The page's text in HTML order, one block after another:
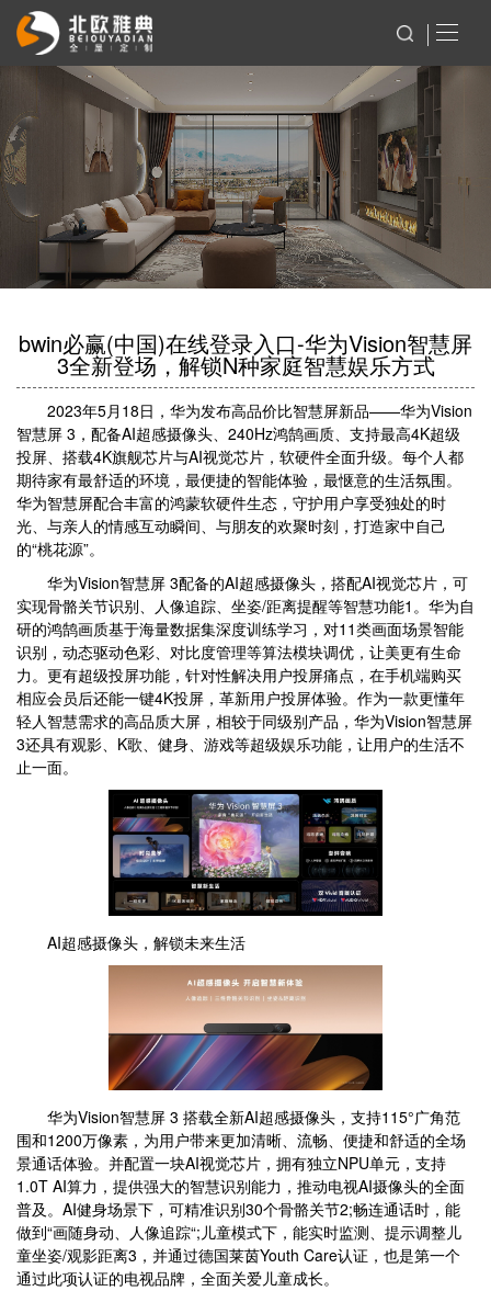
bwin必赢(中国)在线登录入口-华为Vision智慧屏
3全新登场，解锁N种家庭智慧娱乐方式
2023年5月18日，华为发布高品价比智慧屏新品——华为Vision
智慧屏 3，配备AI超感摄像头、240Hz鸿鹄画质、支持最高4K超级
投屏、搭载4K旗舰芯片与AI视觉芯片，软硬件全面升级。每个人都
期待家有最舒适的环境，最便捷的智能体验，最惬意的生活氛围。
华为智慧屏配合丰富的鸿蒙软硬件生态，守护用户享受独处的时
光、与亲人的情感互动瞬间、与朋友的欢聚时刻，打造家中自己
的“桃花源”。
华为Vision智慧屏 3配备的AI超感摄像头，搭配AI视觉芯片，可
实现骨骼关节识别、人像追踪、坐姿/距离提醒等智慧功能1。华为自
研的鸿鹄画质基于海量数据集深度训练学习，对11类画面场景智能
识别，动态驱动色彩、对比度管理等算法模块调优，让美更有生命
力。更有超级投屏功能，针对性解决用户投屏痛点，在手机端购买
相应会员后还能一键4K投屏，革新用户投屏体验。作为一款更懂年
轻人智慧需求的高品质大屏，相较于同级别产品，华为Vision智慧屏
3还具有观影、K歌、健身、游戏等超级娱乐功能，让用户的生活不
止一面。
AI超感摄像头，解锁未来生活
华为Vision智慧屏 3 搭载全新AI超感摄像头，支持115°广角范
围和1200万像素，为用户带来更加清晰、流畅、便捷和舒适的全场
景通话体验。并配置一块AI视觉芯片，拥有独立NPU单元，支持
1.0T AI算力，提供强大的智慧识别能力，推动电视AI摄像头的全面
普及。AI健身场景下，可精准识别30个骨骼关节2;畅连通话时，能
做到“画随身动、人像追踪“;儿童模式下，能实时监测、提示调整儿
童坐姿/观影距离3，并通过德国莱茵Youth Care认证，也是第一个
通过此项认证的电视品牌，全面关爱儿童成长。